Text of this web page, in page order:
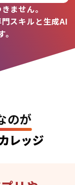
ません。
スキルと生成AI
のが